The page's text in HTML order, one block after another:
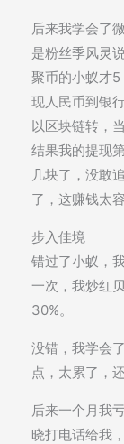
后来我学会了
是粉丝季风灵
聚币的小蚁才
现人民币到银
以区块链转，
结果我的提现
几块了，没敢
了，这赚钱太
步入佳境
错过了小蚁，
一次，我炒红
30%。
没错，我学会
点，太累了，
后来一个月我
晓打电话给我